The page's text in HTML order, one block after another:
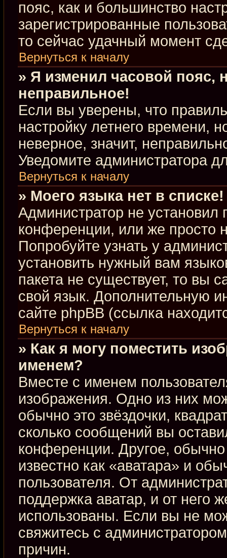
пояс, как и большинство
зарегистрированные
то сейчас удачный момент
Вернуться к началу
» Я изменил часовой пояс,
неправильное!
Если вы уверены, что
настройку летнего времени,
неверное, значит,
Уведомите администратора
Вернуться к началу
» Моего языка нет в списке!
Администратор не
конференции, или же просто
Попробуйте узнать у
установить нужный вам
пакета не существует, то вы
свой язык. Дополнительную
сайте phpBB (ссылка
Вернуться к началу
» Как я могу поместить
именем?
Вместе с именем
изображения. Одно из них
обычно это звёздочки,
сколько сообщений вы
конференции. Другое,
известно как «аватара» и
пользователя. От
поддержка аватар, и от него
использованы. Если вы не
свяжитесь с
причин.